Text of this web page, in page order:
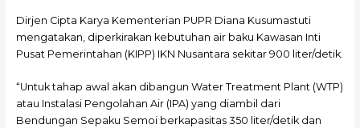
Dirjen Cipta Karya Kementerian PUPR Diana Kusumastuti
mengatakan, diperkirakan kebutuhan air baku Kawasan Inti
Pusat Pemerintahan (KIPP) IKN Nusantara sekitar 900 liter/detik.
“Untuk tahap awal akan dibangun Water Treatment Plant (WTP)
atau Instalasi Pengolahan Air (IPA) yang diambil dari
Bendungan Sepaku Semoi berkapasitas 350 liter/detik dan